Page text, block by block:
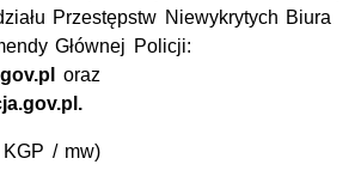
Przestępstw Niewykrytych Biura
Głównej Policji:
oraz
KGP / mw)